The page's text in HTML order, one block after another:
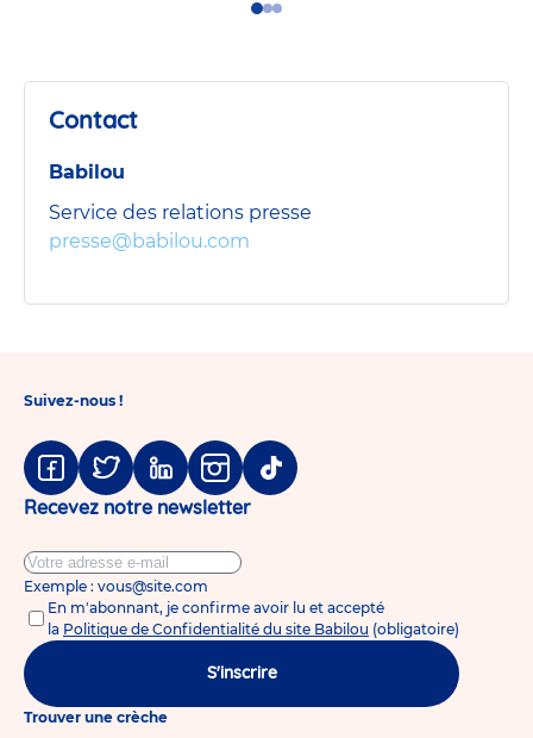
Babilou
GoGoGo
Contact
Babilou
Service des relations presse
presse@babilou.com
Suivez-nous !
Facebook
TwitterLinkedinInstagram
Tiktok
Recevez notre newsletter
Exemple : vous@site.com
En m'abonnant, je confirme avoir lu et accepté
la Politique de Confidentialité du site Babilou (obligatoire)
S'inscrire
Trouver une crèche